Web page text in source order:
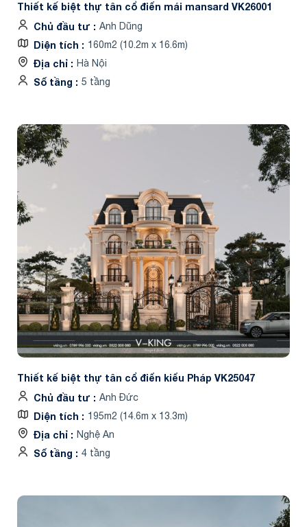
Thiết kế biệt thự tân cổ điển mái mansard VK26001
Chủ đầu tư
Anh Dũng
Diện tích 160m2 (10.2m x 16.6m)
Địa chỉ Hà Nội
Số tầng 5 tầng
Thiết kế biệt thự tân cổ điển kiểu Pháp VK25047
Chủ đầu tư
Anh Đức
Diện tích 195m2 (14.6m x 13.3m)
Địa chỉ Nghệ An
Số tầng 4 tầng